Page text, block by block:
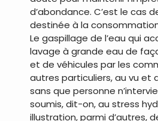
d’abondance. C’est le cas
destinée à la
Le gaspillage de l’eau qui
lavage à grande eau de
et de véhicules par les
autres particuliers, au vu et
sans que personne
soumis, dit-on, au stress
illustration, parmi d’autres,